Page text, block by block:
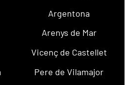
Argentona
Arenys de Mar
Vicenç de Castellet
Pere de Vilamajor